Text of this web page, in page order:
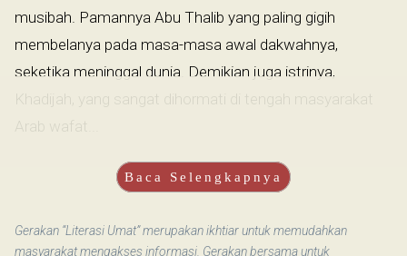
musibah. Pamannya Abu Thalib yang paling gigih
membelanya pada masa-masa awal dakwahnya,
seketika meninggal dunia. Demikian juga istrinya,
Khadijah, yang sangat dihormati di tengah masyarakat
Arab wafat...
Baca Selengkapnya
Gerakan “Literasi Umat” merupakan ikhtiar untuk memudahkan
masyarakat mengakses informasi. Gerakan bersama untuk